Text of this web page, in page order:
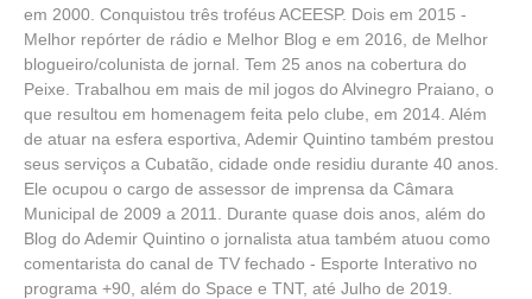
em 2000. Conquistou três troféus ACEESP. Dois em 2015 -
Melhor repórter de rádio e Melhor Blog e em 2016, de Melhor
blogueiro/colunista de jornal. Tem 25 anos na cobertura do
Peixe. Trabalhou em mais de mil jogos do Alvinegro Praiano, o
que resultou em homenagem feita pelo clube, em 2014. Além
de atuar na esfera esportiva, Ademir Quintino também prestou
seus serviços a Cubatão, cidade onde residiu durante 40 anos.
Ele ocupou o cargo de assessor de imprensa da Câmara
Municipal de 2009 a 2011. Durante quase dois anos, além do
Blog do Ademir Quintino o jornalista atua também atuou como
comentarista do canal de TV fechado - Esporte Interativo no
programa +90, além do Space e TNT, até Julho de 2019.